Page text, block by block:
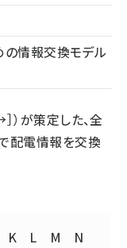
情報交換モデル
）が策定した、全
配電情報を交換
K L M
N